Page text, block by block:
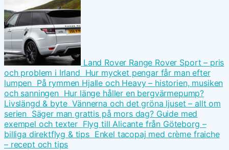
Land Rover Range Rover Sport – pris
och problem i Irland Hur mycket pengar får man efter
lumpen På rymmen Hjalle och Heavy – historien, musiken
och sanningen Hur länge håller en bergvärmepump?
Livslängd & byte Vännerna och det gröna ljuset – allt om
serien Säger man grattis på mors dag? Guide med
exempel och texter Flyg till Alicante från Göteborg –
billiga direktflyg & tips Enkel tacopaj med crème fraiche
– recept och tips